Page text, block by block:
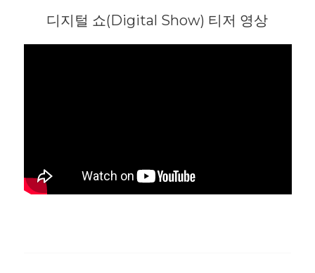
디지털 쇼(Digital Show) 티저 영상